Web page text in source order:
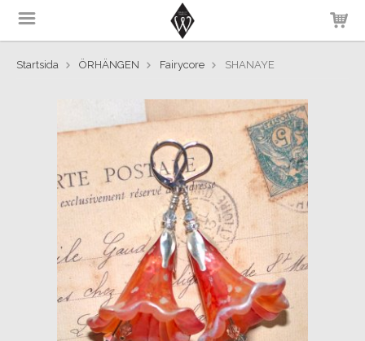
Startsida ÖRHÄNGEN Fairycore SHANAYE